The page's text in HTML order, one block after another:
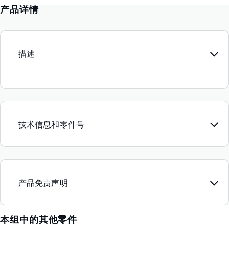
产品详情
描述
技术信息和零件号
产品免责声明
本组中的其他零件